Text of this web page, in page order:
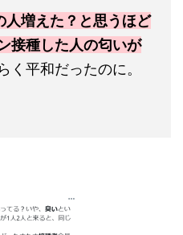
人増えた？と思うほど
接種した人の匂いが
く平和だったのに。